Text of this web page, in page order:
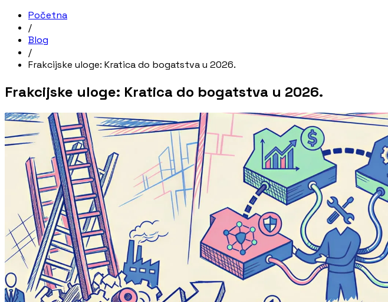
Početna
/
Blog
/
Frakcijske uloge: Kratica do bogatstva u 2026.
Frakcijske uloge: Kratica do bogatstva u 2026.